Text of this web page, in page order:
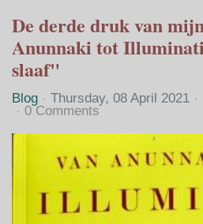
De derde druk van
Anunnaki tot
slaaf"
Blog Thursday, 08 April 2021
0 Comments